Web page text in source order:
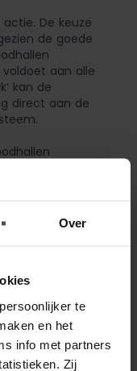
Over
te
en het
info met partners
Zij
De keuze
de goede
aan alle
kan de
direct aan de
vandaag nog